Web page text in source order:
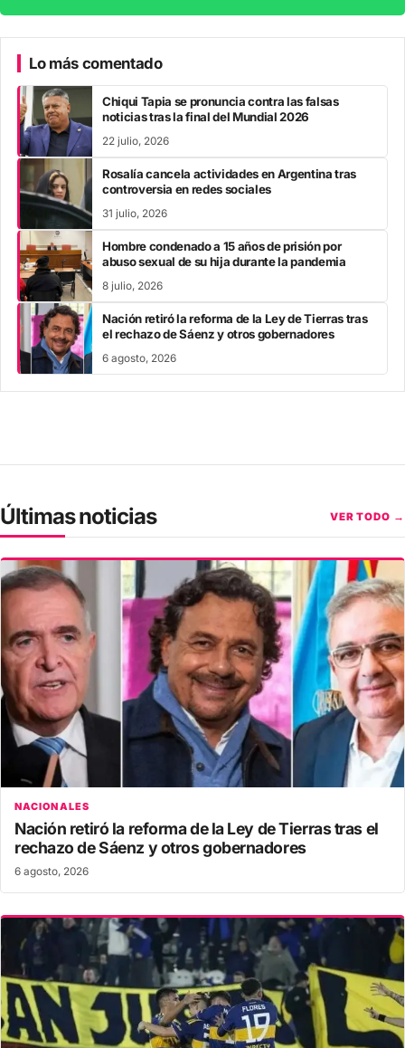
Lo más comentado
Chiqui Tapia se pronuncia contra las falsas
noticias tras la final del Mundial 2026
22 julio, 2026
Rosalía cancela actividades en Argentina tras
controversia en redes sociales
31 julio, 2026
Hombre condenado a 15 años de prisión por
abuso sexual de su hija durante la pandemia
8 julio, 2026
Nación retiró la reforma de la Ley de Tierras tras
el rechazo de Sáenz y otros gobernadores
6 agosto, 2026
Últimas noticias VER TODO →
NACIONALES
Nación retiró la reforma de la Ley de Tierras tras el
rechazo de Sáenz y otros gobernadores
6 agosto, 2026